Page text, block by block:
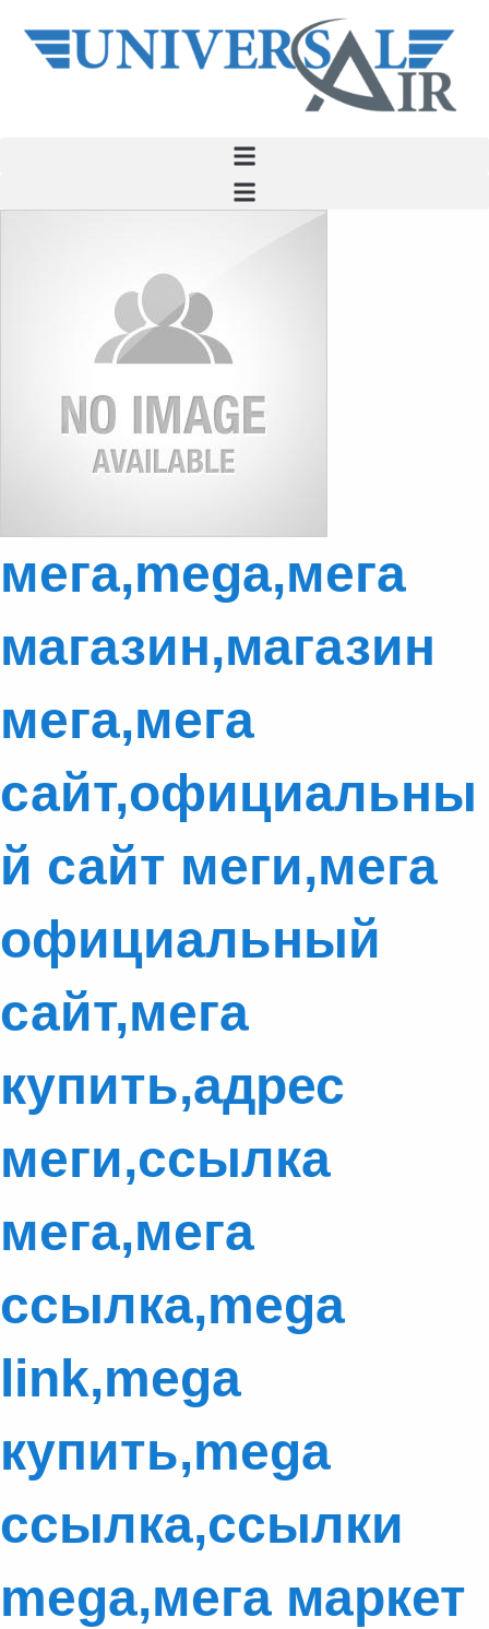
мега,mega,мега
магазин,магазин
мега,мега
сайт,официальны
й сайт меги,мега
официальный
сайт,мега
купить,адрес
меги,ссылка
мега,мега
ссылка,mega
link,mega
купить,mega
ссылка,ссылки
mega,мега маркет